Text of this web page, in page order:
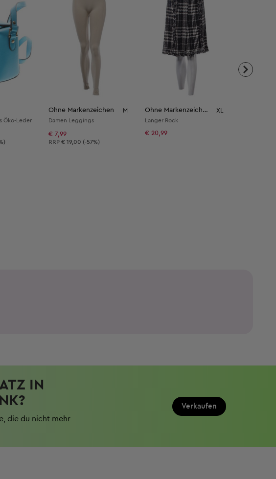
Öko-Leder
Ohne Markenzeichen M
Damen Leggings
€ 7,99
Unverbindliche Preisempfehlung:
RRP € 19,00 (-57%)
Ohne Markenzeichen XL
Langer Rock
€ 20,99
IN
die du nicht mehr
Verkaufen